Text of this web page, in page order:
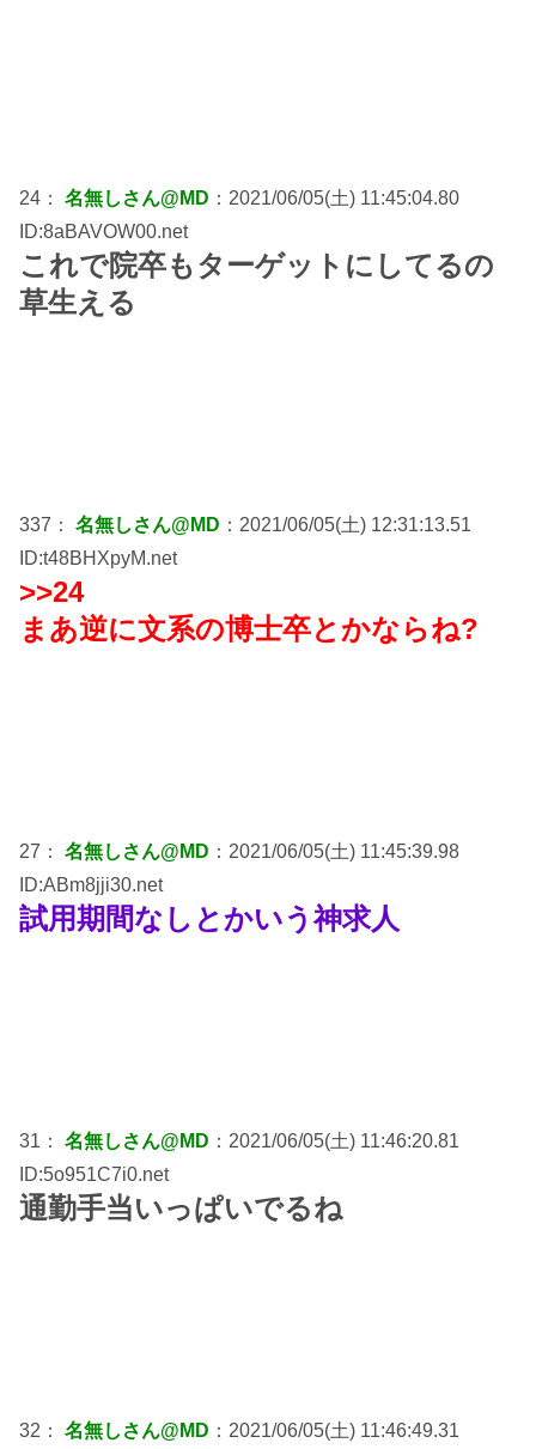
24： 名無しさん@MD ：2021/06/05(土) 11:45:04.80
ID:8aBAVOW00.net
これで院卒もターゲットにしてるの
草生える
337： 名無しさん@MD ：2021/06/05(土) 12:31:13.51
ID:t48BHXpyM.net
>>24
まあ逆に文系の博士卒とかならね?
27： 名無しさん@MD ：2021/06/05(土) 11:45:39.98
ID:ABm8jji30.net
試用期間なしとかいう神求人
31： 名無しさん@MD ：2021/06/05(土) 11:46:20.81
ID:5o951C7i0.net
通勤手当いっぱいでるね
32： 名無しさん@MD ：2021/06/05(土) 11:46:49.31